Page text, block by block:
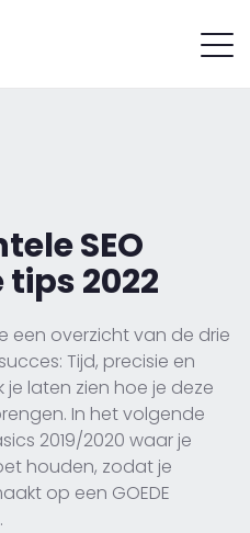
SEO
2022
een overzicht van de drie
Tijd, precisie en
laten zien hoe je deze
In het volgende
2019/2020 waar je
houden, zodat je
op een GOEDE